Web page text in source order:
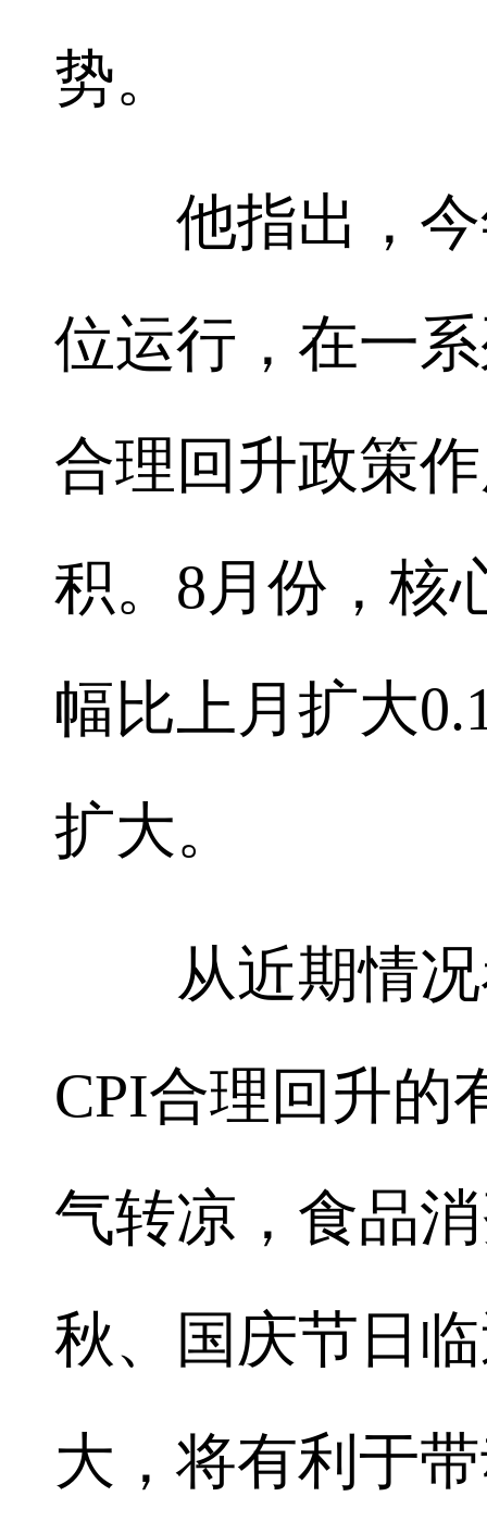
势。
他指出，今
位运行，在一
合理回升政策
积。8月份，核
幅比上月扩大
扩大。
从近期情况
CPI合理回升的
气转凉，食品
秋、国庆节日
大，将有利于